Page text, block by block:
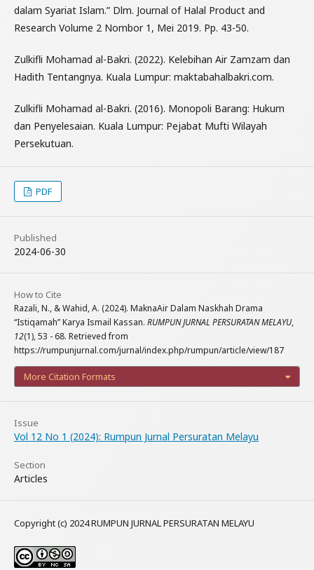
dalam Syariat Islam.” Dlm. Journal of Halal Product and
Research Volume 2 Nombor 1, Mei 2019. Pp. 43-50.
Zulkifli Mohamad al-Bakri. (2022). Kelebihan Air Zamzam dan
Hadith Tentangnya. Kuala Lumpur: maktabahalbakri.com.
Zulkifli Mohamad al-Bakri. (2016). Monopoli Barang: Hukum
dan Penyelesaian. Kuala Lumpur: Pejabat Mufti Wilayah
Persekutuan.
PDF
Published
2024-06-30
How to Cite
Razali, N., & Wahid, A. (2024). MaknaAir Dalam Naskhah Drama
“Istiqamah” Karya Ismail Kassan. RUMPUN JURNAL PERSURATAN MELAYU,
12(1), 53 - 68. Retrieved from
https://rumpunjurnal.com/jurnal/index.php/rumpun/article/view/187
More Citation Formats
Issue
Vol 12 No 1 (2024): Rumpun Jurnal Persuratan Melayu
Section
Articles
Copyright (c) 2024 RUMPUN JURNAL PERSURATAN MELAYU